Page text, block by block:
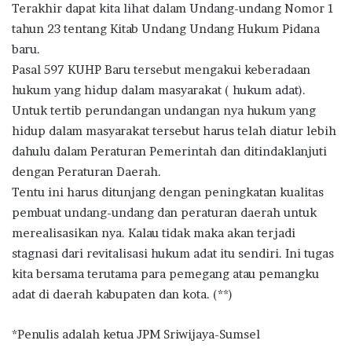
Terakhir dapat kita lihat dalam Undang-undang Nomor 1
tahun 23 tentang Kitab Undang Undang Hukum Pidana
baru.
Pasal 597 KUHP Baru tersebut mengakui keberadaan
hukum yang hidup dalam masyarakat ( hukum adat).
Untuk tertib perundangan undangan nya hukum yang
hidup dalam masyarakat tersebut harus telah diatur lebih
dahulu dalam Peraturan Pemerintah dan ditindaklanjuti
dengan Peraturan Daerah.
Tentu ini harus ditunjang dengan peningkatan kualitas
pembuat undang-undang dan peraturan daerah untuk
merealisasikan nya. Kalau tidak maka akan terjadi
stagnasi dari revitalisasi hukum adat itu sendiri. Ini tugas
kita bersama terutama para pemegang atau pemangku
adat di daerah kabupaten dan kota. (**)
*Penulis adalah ketua JPM Sriwijaya-Sumsel